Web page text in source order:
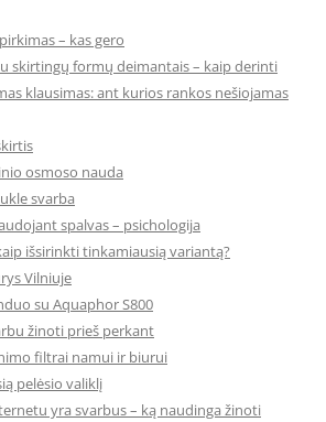
– kas gero
skirtingų formų deimantais – kaip derinti
klausimas: ant kurios rankos nešiojamas
osmoso nauda
svarba
spalvas – psichologija
išsirinkti tinkamiausią variantą?
Vilniuje
su Aquaphor S800
žinoti prieš perkant
filtrai namui ir biurui
pelėsio valiklį
yra svarbus – ką naudinga žinoti